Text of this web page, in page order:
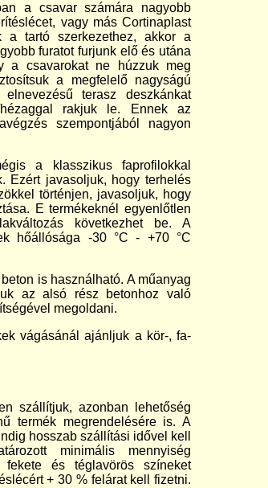
a csavar számára nagyobb
vagy más Cortinaplast
a tartó szerkezethez, akkor a
furatot furjunk elő és utána
a csavarokat ne húzzuk meg
a megfelelő nagyságú
terasz deszkánkat
rakjuk le. Ennek az
szempontjából nagyon
a klasszikus faprofilokkal
Ezért javasoljuk, hogy terhelés
történjen, javasoljuk, hogy
E termékeknél egyenlőtlen
következhet be. A
hőállósága -30 °C - +70 °C
is használható. A műanyag
az alsó rész betonhoz való
megoldani.
vágásánál ajánljuk a kör-, fa-
szállítjuk, azonban lehetőség
termék megrendelésére is. A
hosszab szállítási idővel kell
minimális mennyiség
és téglavörös színeket
+ 30 % felárat kell fizetni.